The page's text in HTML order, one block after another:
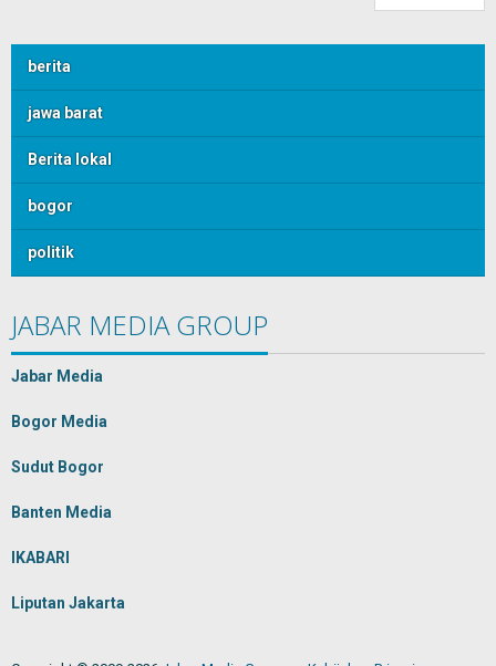
berita
jawa barat
Berita lokal
bogor
politik
JABAR MEDIA GROUP
Jabar Media
Bogor Media
Sudut Bogor
Banten Media
IKABARI
Liputan Jakarta